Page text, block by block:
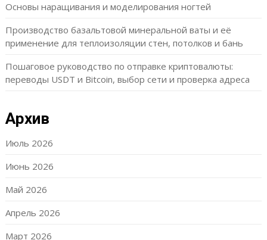
Основы наращивания и моделирования ногтей
Производство базальтовой минеральной ваты и её
применение для теплоизоляции стен, потолков и бань
Пошаговое руководство по отправке криптовалюты:
переводы USDT и Bitcoin, выбор сети и проверка адреса
Архив
Июль 2026
Июнь 2026
Май 2026
Апрель 2026
Март 2026